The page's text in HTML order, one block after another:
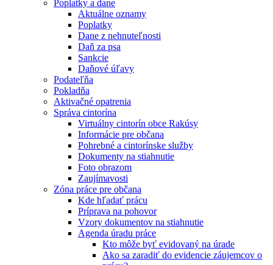
Poplatky a dane
Aktuálne oznamy
Poplatky
Dane z nehnuteľnosti
Daň za psa
Sankcie
Daňové úľavy
Podateľňa
Pokladňa
Aktivačné opatrenia
Správa cintorína
Virtuálny cintorín obce Rakúsy
Informácie pre občana
Pohrebné a cintorínske služby
Dokumenty na stiahnutie
Foto obrazom
Zaujímavosti
Zóna práce pre občana
Kde hľadať prácu
Príprava na pohovor
Vzory dokumentov na stiahnutie
Agenda úradu práce
Kto môže byť evidovaný na úrade
Ako sa zaradiť do evidencie záujemcov o